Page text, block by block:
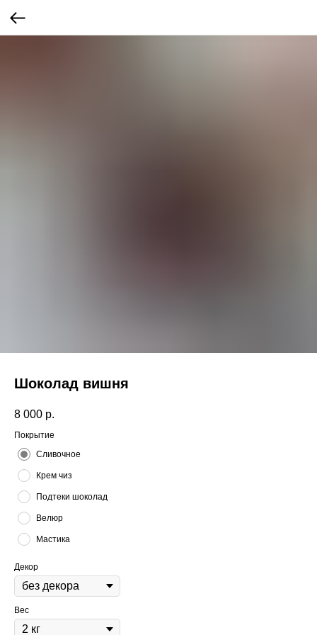
Шоколад вишня
8 000 р.
Покрытие
Сливочное
Крем чиз
Подтеки шоколад
Велюр
Мастика
Декор
Вес